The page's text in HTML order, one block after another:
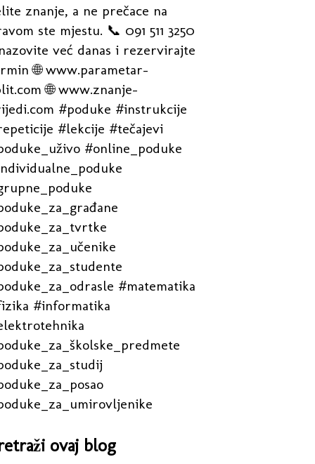
znanje, a ne prečace na
ste mjestu. 📞 091 511 3250
već danas i rezervirajte
🌐 www.parametar-
🌐 www.znanje-
#poduke #instrukcije
#lekcije #tečajevi
#online_poduke
#matematika
#informatika
ovaj blog